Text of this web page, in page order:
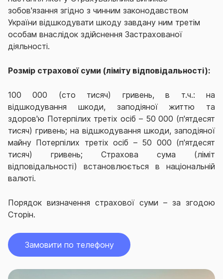
зобов'язання згідно з чинним законодавством
України відшкодувати шкоду завдану ним третім
особам внаслідок здійснення Застрахованої
діяльності.
Розмір страхової суми (ліміту відповідальності):
100 000 (сто тисяч) гривень, в т.ч.: на
відшкодування шкоди, заподіяної життю та
здоров'ю Потерпілих третіх осіб – 50 000 (п'ятдесят
тисяч) гривень; на відшкодування шкоди, заподіяної
майну Потерпілих третіх осіб – 50 000 (п'ятдесят
тисяч) гривень; Страхова сума (ліміт
відповідальності) встановлюється в національній
валюті.
Порядок визначення страхової суми – за згодою
Сторін.
Замовити по телефону